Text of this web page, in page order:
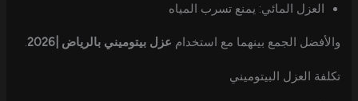
العزل المائي: يمنع تسرب المياه
والأفضل الجمع بينهما مع استخدام عزل بيتوميني بالرياض |2026 .
تكلفة العزل البيتوميني